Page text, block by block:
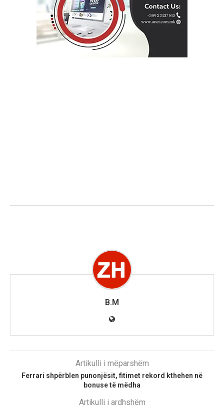
B.M
Artikulli i mëparshëm
Ferrari shpërblen punonjësit, fitimet rekord kthehen në
bonuse të mëdha
Artikulli i ardhshëm